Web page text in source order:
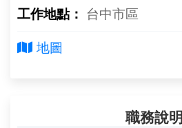
工作地點： 台中市區
地圖
職務說明